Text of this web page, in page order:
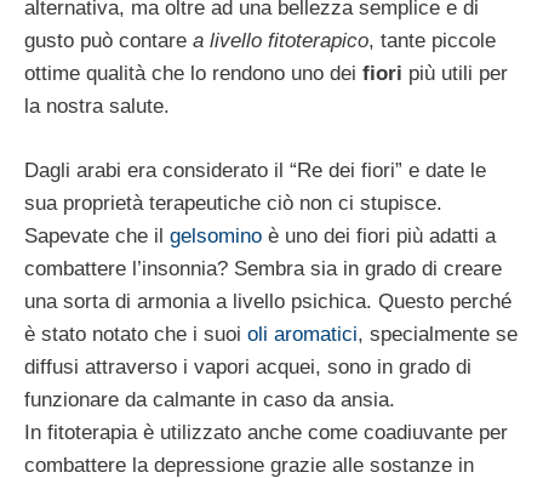
alternativa, ma oltre ad una bellezza semplice e di
gusto può contare a livello fitoterapico, tante piccole
ottime qualità che lo rendono uno dei fiori più utili per
la nostra salute.
Dagli arabi era considerato il “Re dei fiori” e date le
sua proprietà terapeutiche ciò non ci stupisce.
Sapevate che il gelsomino è uno dei fiori più adatti a
combattere l’insonnia? Sembra sia in grado di creare
una sorta di armonia a livello psichica. Questo perché
è stato notato che i suoi oli aromatici, specialmente se
diffusi attraverso i vapori acquei, sono in grado di
funzionare da calmante in caso da ansia.
In fitoterapia è utilizzato anche come coadiuvante per
combattere la depressione grazie alle sostanze in